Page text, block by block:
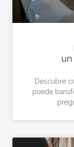
Descubre
puede